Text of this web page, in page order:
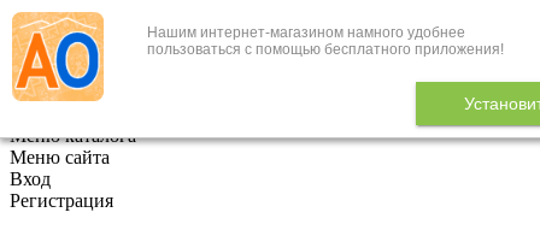
Нашим интернет-магазином намного удобнее
пользоваться с помощью бесплатного приложения!
+7 (495) 646-888-1
В корзине 0
Меню каталога
Меню сайта
Вход
Регистрация